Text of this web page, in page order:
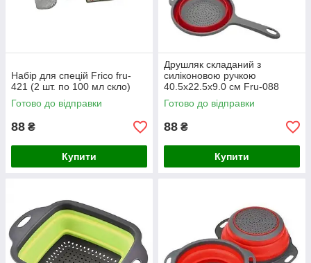
Набір для спецій Frico fru-
421 (2 шт. по 100 мл скло)
Готово до відправки
88 ₴
Купити
Друшляк складаний з
силіконовою ручкою
40.5x22.5x9.0 см Fru-088
Готово до відправки
88 ₴
Купити